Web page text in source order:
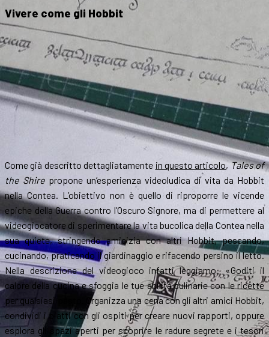
Vivere come gli Hobbit
Come già descritto dettagliatamente in questo articolo,Tales of
the Shire propone un’esperienza videoludica di vita da Hobbit
nella Contea. L’obiettivo non è quello di riproporre le vicende
epiche della Guerra contro l’Oscuro Signore, ma di permettere al
videogiocatore di sperimentare la vita bucolica della Contea nella
sua quiete, stringendo amicizia con altri Hobbit, pescando,
cucinando, praticando il giardinaggio e rifacendo persino il letto.
Nella descrizione del videogioco infatti leggiamo: «Goditi il
calore della cucina e sfoggia le tue abilità culinarie con le ricette
per qualsiasi pasto. Organizza una cena con gli altri amici Hobbit,
condividi i piatti con gli ospiti per creare nuovi rapporti, oppure
esplora gli spazi aperti per scoprire le radure segrete e i tesori